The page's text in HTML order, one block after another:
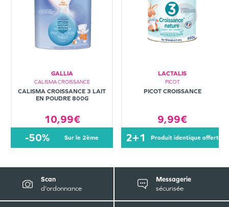
GALLIA
CALISMA CROISSANCE
CALISMA CROISSANCE 3 LAIT
EN POUDRE 800G
10,99€
-50% sur le 2ème
LACTALIS
PICOT
PICOT CROISSANCE
9,99€
2+1 produit identique offert
Scan
d'ordonnance
Messagerie
sécurisée